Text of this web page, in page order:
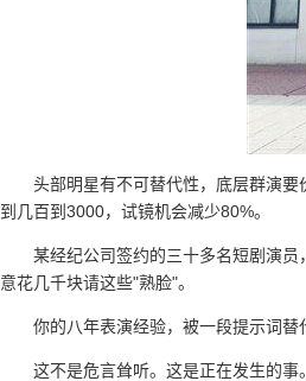
头部明星有不可替代性，底层群演
到几百到3000，试镜机会减少80%。
某经纪公司签约的三十多名短剧演
意花几千块请这些"熟脸"。
你的八年表演经验，被一段提示词替
这不是危言耸听。这是正在发生的事。